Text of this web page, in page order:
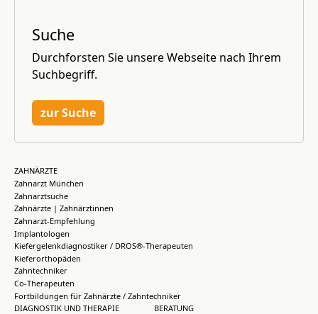
Suche
Durchforsten Sie unsere Webseite nach Ihrem
Suchbegriff.
zur Suche
ZAHNÄRZTE
Zahnarzt München
Zahnarztsuche
Zahnärzte | Zahnärztinnen
Zahnarzt-Empfehlung
Implantologen
Kiefergelenkdiagnostiker / DROS®-Therapeuten
Kieferorthopäden
Zahntechniker
Co-Therapeuten
Fortbildungen für Zahnärzte / Zahntechniker
DIAGNOSTIK UND THERAPIE
BERATUNG